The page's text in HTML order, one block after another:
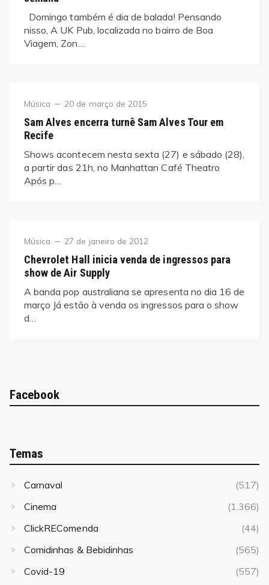
Domingo também é dia de balada! Pensando
nisso, A UK Pub, localizada no bairro de Boa
Viagem, Zon…
Category
Música
Posted
20 de março de 2015
Sam Alves encerra turnê Sam Alves Tour em
Recife
Shows acontecem nesta sexta (27) e sábado (28),
a partir das 21h, no Manhattan Café Theatro
Após p…
Category
Música
Posted
27 de janeiro de 2012
Chevrolet Hall inicia venda de ingressos para
show de Air Supply
A banda pop australiana se apresenta no dia 16 de
março Já estão à venda os ingressos para o show
d…
Facebook
Temas
Carnaval
(517)
Cinema
(1.366)
ClickREComenda
(44)
Comidinhas & Bebidinhas
(565)
Covid-19
(557)